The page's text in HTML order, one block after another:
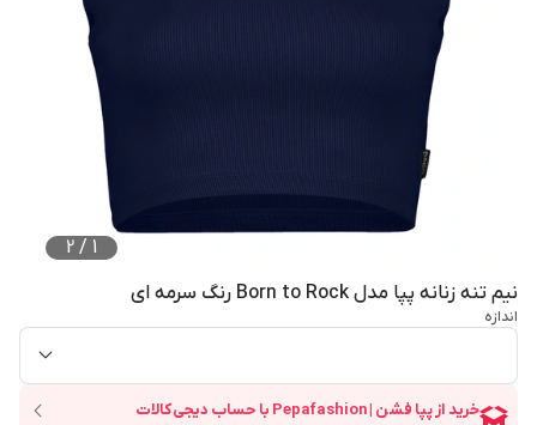
1
/
2
نیم تنه زنانه پپا مدل Born to Rock رنگ سرمه ای
اندازه